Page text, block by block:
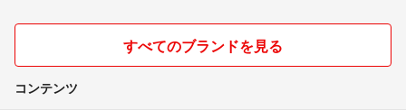
すべてのブランドを見る
コンテンツ